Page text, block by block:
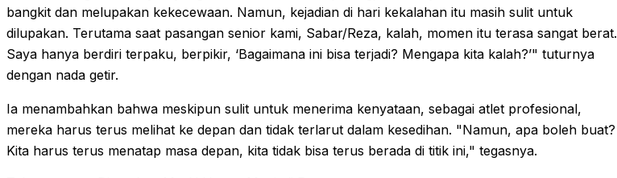
bangkit dan melupakan kekecewaan. Namun, kejadian di hari kekalahan itu masih sulit untuk
dilupakan. Terutama saat pasangan senior kami, Sabar/Reza, kalah, momen itu terasa sangat berat.
Saya hanya berdiri terpaku, berpikir, ‘Bagaimana ini bisa terjadi? Mengapa kita kalah?’" tuturnya
dengan nada getir.
Ia menambahkan bahwa meskipun sulit untuk menerima kenyataan, sebagai atlet profesional,
mereka harus terus melihat ke depan dan tidak terlarut dalam kesedihan. "Namun, apa boleh buat?
Kita harus terus menatap masa depan, kita tidak bisa terus berada di titik ini," tegasnya.